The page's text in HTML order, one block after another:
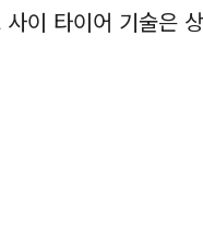
이 타이어 기술은